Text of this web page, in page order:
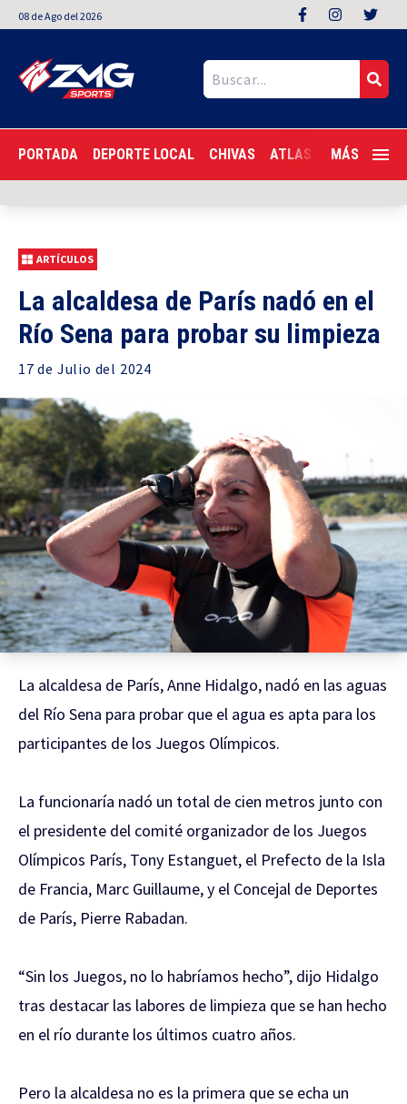
08 deAgo del 2026
PORTADA DEPORTE LOCAL CHIVAS ATLAS LIGA MX
MÁS
ARTÍCULOS
La alcaldesa de París nadó en el
Río Sena para probar su limpieza
17 de Julio del 2024
La alcaldesa de París, Anne Hidalgo, nadó en las aguas
del Río Sena para probar que el agua es apta para los
participantes de los Juegos Olímpicos.
La funcionaría nadó un total de cien metros junto con
el presidente del comité organizador de los Juegos
Olímpicos París, Tony Estanguet, el Prefecto de la Isla
de Francia, Marc Guillaume, y el Concejal de Deportes
de París, Pierre Rabadan.
“Sin los Juegos, no lo habríamos hecho”, dijo Hidalgo
tras destacar las labores de limpieza que se han hecho
en el río durante los últimos cuatro años.
Pero la alcaldesa no es la primera que se echa un